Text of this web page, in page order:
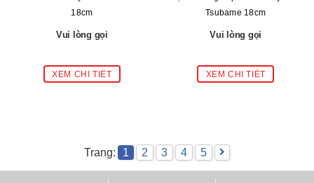
18cm
Vui lòng gọi
Tsubame 18cm
Vui lòng gọi
Trang: 1 2 3 4 5